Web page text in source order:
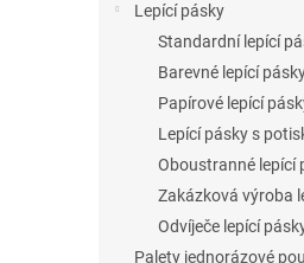
Lepící pásky
Standardní lepící
Barevné lepící
Papírové lepící
Lepící pásky s
Oboustranné lepící
Zakázková výroba
Odvíječe lepící
Palety jednorázové